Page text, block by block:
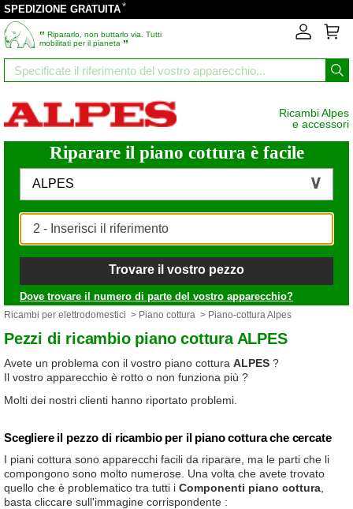
SPEDIZIONE GRATUITA*
‟ Ripararlo, non buttarlo via. Tutti
mobilitati per il pianeta ”
Ricambi Alpes
e accessori
Riparare il piano cottura è facile
ALPES
Trovare il vostro pezzo
Dove trovare il numero di parte del vostro apparecchio?
Ricambi per elettrodomestici > Piano cottura > Piano-cottura Alpes
Pezzi di ricambio piano cottura ALPES
Avete un problema con il vostro piano cottura ALPES ?
Il vostro apparecchio è rotto o non funziona più ?
Molti dei nostri clienti hanno riportato problemi.
Scegliere il pezzo di ricambio per il piano cottura che cercate
I piani cottura sono apparecchi facili da riparare, ma le parti che li
compongono sono molto numerose. Una volta che avete trovato
quello che è problematico tra tutti i Componenti piano cottura
basta cliccare sull'immagine corrispondente :